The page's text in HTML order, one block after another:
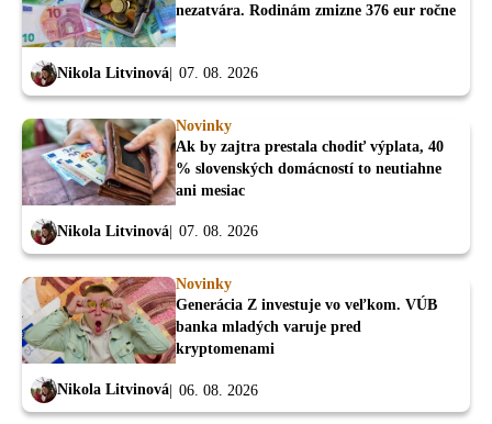
nezatvára. Rodinám zmizne 376 eur ročne
Nikola Litvinová 07. 08. 2026
Novinky
Ak by zajtra prestala chodiť výplata, 40
% slovenských domácností to neutiahne
ani mesiac
Nikola Litvinová 07. 08. 2026
Novinky
Generácia Z investuje vo veľkom. VÚB
banka mladých varuje pred
kryptomenami
Nikola Litvinová 06. 08. 2026